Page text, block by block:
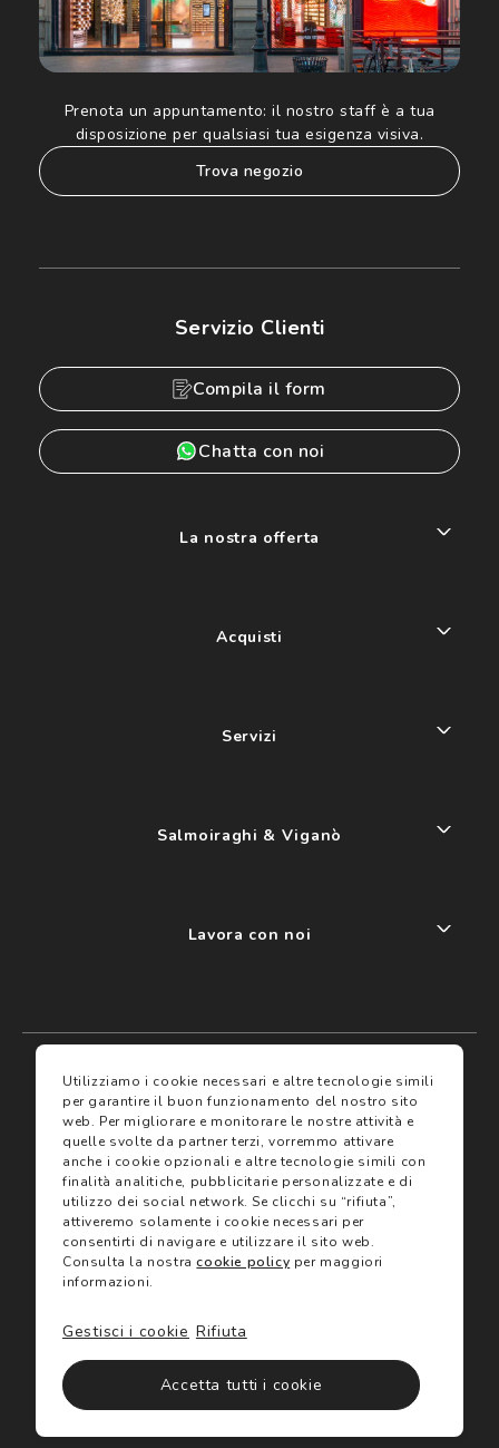
I miei preferiti
Assicurazioni
Servizi
Trova negozio
Gift Card
Prenota un appuntamento: il nostro staff è a tua
disposizione per qualsiasi tua esigenza visiva.
trova negozio
Servizio Clienti
Compila il form
Chatta con noi
La nostra offerta
Acquisti
Servizi
Salmoiraghi & Viganò
Lavora con noi
Termini e condizioni
Termini di vendita
Avvertenze e informazioni di sicurezza sui prodotti
Informativa sulla Privacy
Utilizzo dei cookie
Utilizziamo i cookie necessari e altre tecnologie simili
per garantire il buon funzionamento del nostro sito
web. Per migliorare e monitorare le nostre attività e
quelle svolte da partner terzi, vorremmo attivare
anche i cookie opzionali e altre tecnologie simili con
finalità analitiche, pubblicitarie personalizzate e di
utilizzo dei social network. Se clicchi su “rifiuta”,
attiveremo solamente i cookie necessari per
consentirti di navigare e utilizzare il sito web.
Consulta la nostracookie policy per maggiori
informazioni.
Accetta tutti i cookie
Rifiuta
Gestisci i cookie